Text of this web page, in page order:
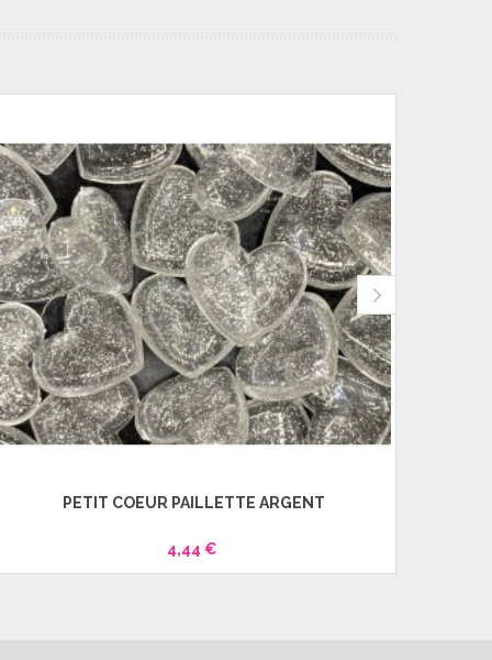
PETIT COEUR PAILLETTE ARGENT
4,44 €